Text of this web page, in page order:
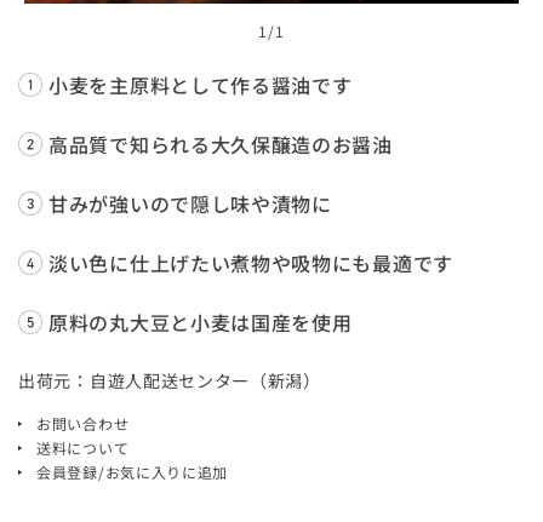
1 /1
小麦を主原料として作る醤油です
高品質で知られる大久保醸造のお醤油
甘みが強いので隠し味や漬物に
淡い色に仕上げたい煮物や吸物にも最適です
原料の丸大豆と小麦は国産を使用
出荷元：自遊人配送センター（新潟）
お問い合わせ
送料について
会員登録/お気に入りに追加